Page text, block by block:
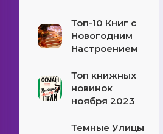
Топ-10 Книг с
Новогодним
Настроением
Топ книжных
новинок
ноября 2023
Темные Улицы